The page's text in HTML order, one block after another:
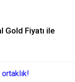
Gold Fiyatı ile